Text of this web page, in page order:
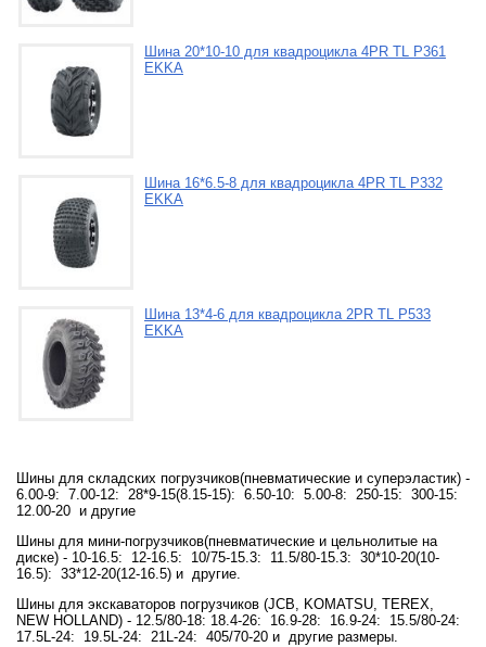
Шина 20*10-10 для квадроцикла 4PR TL P361
EKKA
Шина 16*6.5-8 для квадроцикла 4PR TL P332
EKKA
Шина 13*4-6 для квадроцикла 2PR TL P533
EKKA
Шины для складских погрузчиков(пневматические и суперэластик) -
6.00-9: 7.00-12: 28*9-15(8.15-15): 6.50-10: 5.00-8: 250-15: 300-15:
12.00-20 и другие
Шины для мини-погрузчиков(пневматические и цельнолитые на
диске) - 10-16.5: 12-16.5: 10/75-15.3: 11.5/80-15.3: 30*10-20(10-
16.5): 33*12-20(12-16.5) и другие.
Шины для экскаваторов погрузчиков (JCB, KOMATSU, TEREX,
NEW HOLLAND) - 12.5/80-18: 18.4-26: 16.9-28: 16.9-24: 15.5/80-24:
17.5L-24: 19.5L-24: 21L-24: 405/70-20 и другие размеры.